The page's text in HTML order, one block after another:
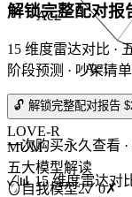
Ac1
Ac2
LOVE-R
MUM
五大模型解读
🪞自我模型2✓0✗
解锁完整配对报
15 维度雷达对比 ·
阶段预测 · 吵架清
🔓 解锁完整配对报告
一次购买永久查看 ·
✓📊 15 维度雷达对